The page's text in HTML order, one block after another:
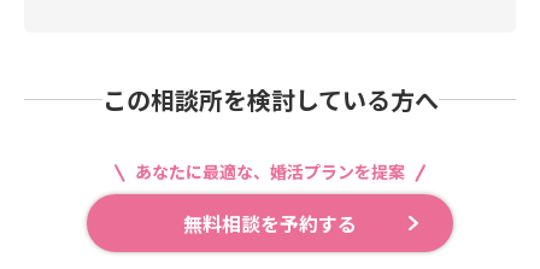
この相談所を検討している方へ
あなたに最適な、婚活プランを提案
無料相談を予約する